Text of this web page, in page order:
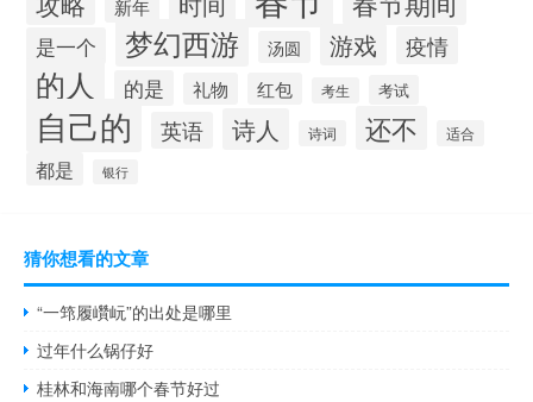
新年
是一个 梦幻西游 汤圆 游戏 疫情
的人 的是 礼物 红包 考生 考试
自己的 英语 诗人 诗词 还不 适合
都是 银行
猜你想看的文章
“一筇履巑岏”的出处是哪里
过年什么锅仔好
桂林和海南哪个春节好过